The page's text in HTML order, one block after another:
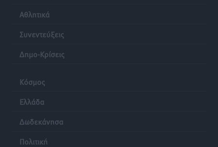
Αθλητικά
Συνεντεύξεις
Δημο-Κρίσεις
Κόσμος
Ελλάδα
Δωδεκάνησα
Πολιτική